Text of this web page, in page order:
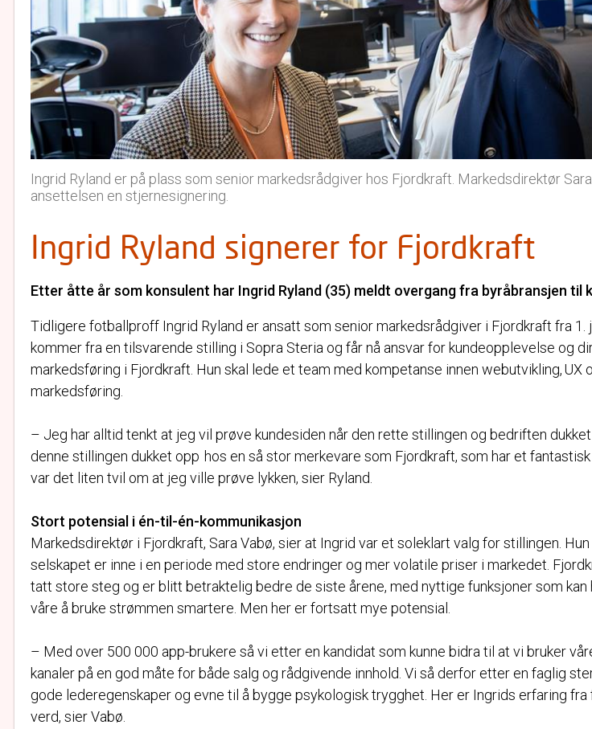
Ingrid Ryland er på plass som senior markedsrådgiver hos Fjordkraft. Markedsdirektør
ansettelsen en stjernesignering.
Ingrid Ryland signerer for Fjordkraft
Etter åtte år som konsulent har Ingrid Ryland (35) meldt overgang fra byråbransjen til
Tidligere fotballproff Ingrid Ryland er ansatt som senior markedsrådgiver i Fjordkraft fra 1.
kommer fra en tilsvarende stilling i Sopra Steria og får nå ansvar for kundeopplevelse og
markedsføring i Fjordkraft. Hun skal lede et team med kompetanse innen webutvikling, UX
markedsføring.
– Jeg har alltid tenkt at jeg vil prøve kundesiden når den rette stillingen og bedriften dukket
denne stillingen dukket opp hos en så stor merkevare som Fjordkraft, som har et fantastisk
var det liten tvil om at jeg ville prøve lykken, sier Ryland.
Stort potensial i én-til-én-kommunikasjon
Markedsdirektør i Fjordkraft, Sara Vabø, sier at Ingrid var et soleklart valg for stillingen.
selskapet er inne i en periode med store endringer og mer volatile priser i markedet.
tatt store steg og er blitt betraktelig bedre de siste årene, med nyttige funksjoner som kan
våre å bruke strømmen smartere. Men her er fortsatt mye potensial.
– Med over 500 000 app-brukere så vi etter en kandidat som kunne bidra til at vi bruker
kanaler på en god måte for både salg og rådgivende innhold. Vi så derfor etter en faglig
gode lederegenskaper og evne til å bygge psykologisk trygghet. Her er Ingrids erfaring fra
verd, sier Vabø.